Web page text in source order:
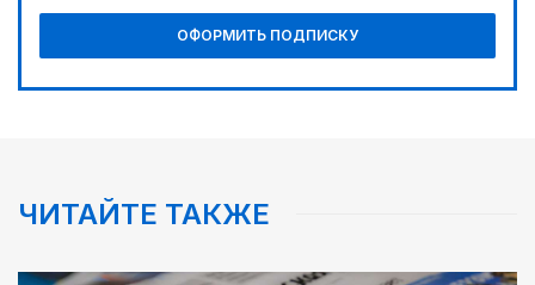
ОФОРМИТЬ ПОДПИСКУ
ЧИТАЙТЕ ТАКЖЕ